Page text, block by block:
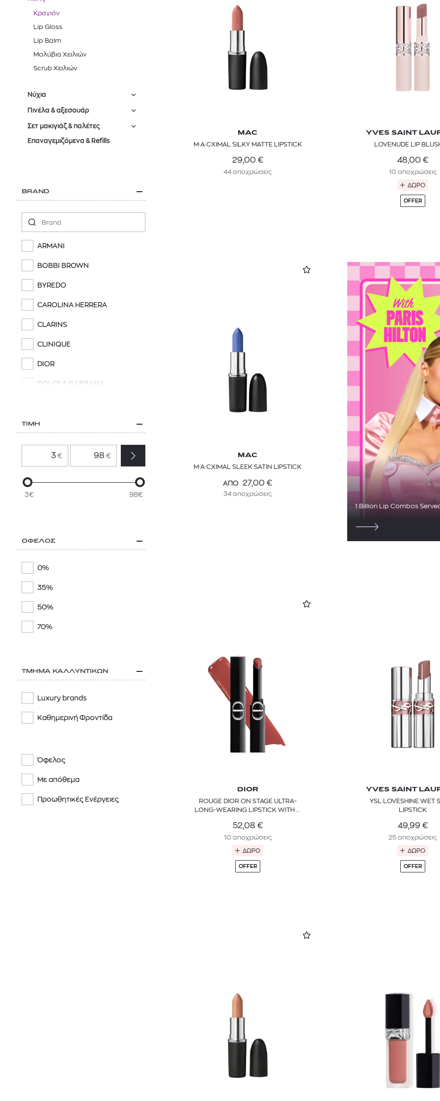
TOM FORD
SOLEIL BLANC PARFUM EAU DE TOILETTE | 50ml
365,00
ΓΥΑΛΙΑ ΗΛΙΟΥ A52S/ZVN4I0/52
MC2 SAINT
ΑΝΔΡΙΚΟ
120,00 €
Κραγιόν
Lip Gloss
Lip Balm
Μολύβια Xειλιών
Scrub Χειλιών
Νύχια
Πινέλα & αξεσουάρ
Σετ μακιγιάζ & παλέτες
Επαναγεμιζόμενα & Refills
BRAND
ARMANI
BOBBI BROWN
BYREDO
CAROLINA HERRERA
CLARINS
CLINIQUE
DIOR
DOLCE & GABBANA
ESTÉE LAUDER
LANCÔME
MAC
SISLEY PARIS
TOM FORD
YVES SAINT LAURENT
ΤΙΜΗ
€ €
3€ 98€
ΟΦΕΛΟΣ
0%
35%
50%
70%
ΤΜΗΜΑ ΚΑΛΛΥΝΤΙΚΩΝ
Luxury brands
Καθημερινή Φροντίδα
Όφελος
Με απόθεμα
Προωθητικές Ενέργειες
MAC
M·A·CXIMAL SILKY MATTE LIPSTICK
29,00 €
44 αποχρώσεις
YVES SAINT
LOVENUDE LIP
48,00 €
10 αποχρώσεις
ΔΩΡΟ
OFFER
MAC
M·A·CXIMAL SLEEK SATIN LIPSTICK
ΑΠΟ 27,00 €
34 αποχρώσεις
1 Billion Lip Combos
DIOR
ROUGE DIOR ON STAGE ULTRA-
LONG-WEARING LIPSTICK WITH A
52,08 €
10 αποχρώσεις
ΔΩΡΟ
OFFER
YVES SAINT
YSL LOVESHINE WET
LIPSTICK
49,99 €
25 αποχρώσεις
ΔΩΡΟ
OFFER